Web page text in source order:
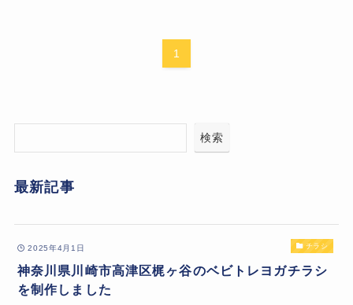
1
検索
最新記事
2025年4月1日 チラシ
神奈川県川崎市高津区梶ヶ谷のベビトレヨガチラシ
を制作しました